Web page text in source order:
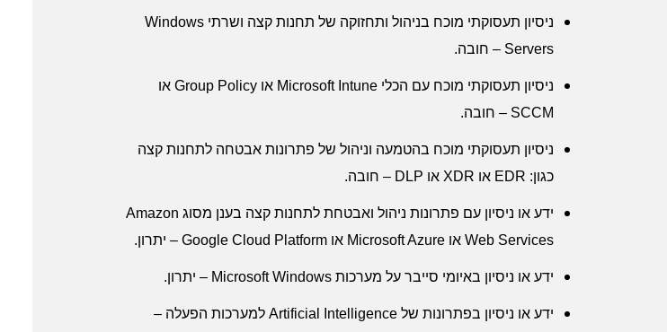
ניסיון תעסוקתי מוכח בניהול ותחזוקה של תחנות קצה ושרתי Windows
Servers – חובה.
ניסיון תעסוקתי מוכח עם הכלי Microsoft Intune או Group Policy או
SCCM – חובה.
ניסיון תעסוקתי מוכח בהטמעה וניהול של פתרונות אבטחה לתחנות קצה
כגון: EDR או XDR או DLP – חובה.
ידע או ניסיון עם פתרונות ניהול ואבטחת לתחנות קצה בענן מסוג Amazon
Web Services או Microsoft Azure או Google Cloud Platform – יתרון.
ידע או ניסיון באיומי סייבר על מערכות Microsoft Windows – יתרון.
ידע או ניסיון בפתרונות של Artificial Intelligence למערכות הפעלה –